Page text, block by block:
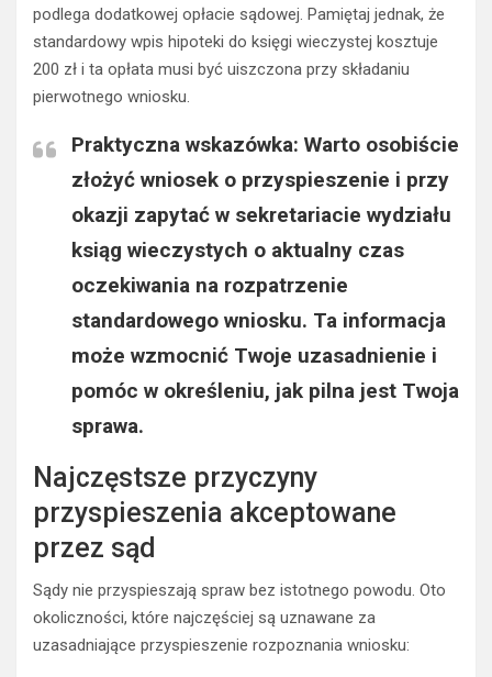
podlega dodatkowej opłacie sądowej. Pamiętaj jednak, że
standardowy wpis hipoteki do księgi wieczystej kosztuje
200 zł i ta opłata musi być uiszczona przy składaniu
pierwotnego wniosku.
Praktyczna wskazówka: Warto osobiście
złożyć wniosek o przyspieszenie i przy
okazji zapytać w sekretariacie wydziału
ksiąg wieczystych o aktualny czas
oczekiwania na rozpatrzenie
standardowego wniosku. Ta informacja
może wzmocnić Twoje uzasadnienie i
pomóc w określeniu, jak pilna jest Twoja
sprawa.
Najczęstsze przyczyny
przyspieszenia akceptowane
przez sąd
Sądy nie przyspieszają spraw bez istotnego powodu. Oto
okoliczności, które najczęściej są uznawane za
uzasadniające przyspieszenie rozpoznania wniosku: